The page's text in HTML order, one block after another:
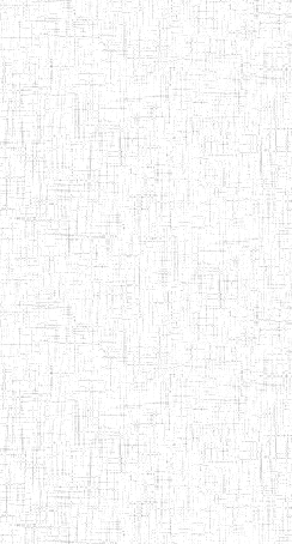
02/09/2014 ENIEG Privé
04/02/2014 ENIET Privé
28/08/2009 ENIEG Privé
28/12/2007 ENIEG Privé
15/04/2014 ENIEG Privé